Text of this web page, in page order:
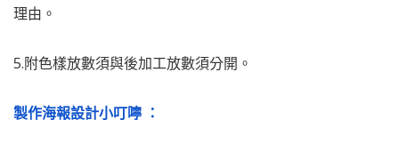
理由。
5.附色樣放數須與後加工放數須分開。
製作海報設計小叮嚀 ：